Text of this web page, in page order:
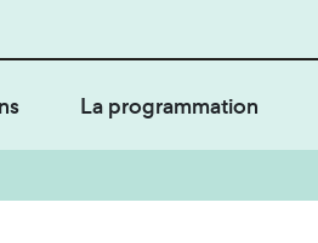
La programmation